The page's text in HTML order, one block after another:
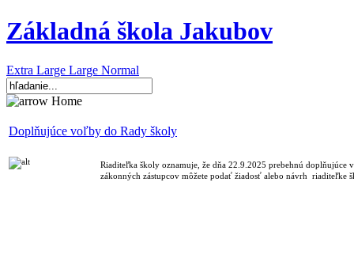
Základná škola Jakubov
Extra Large Large Normal
Home
Doplňujúce voľby do Rady školy
Riaditeľka školy oznamuje, že dňa 22.9.2025 prebehnú
zákonných zástupcov môžete podať žiadosť alebo návrh